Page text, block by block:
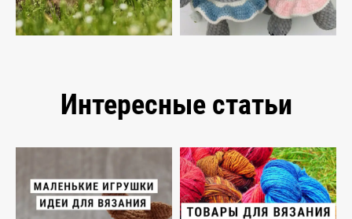
Интересные статьи